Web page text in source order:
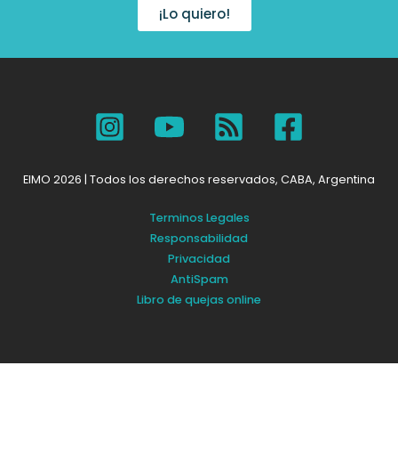
¡Lo quiero!
EIMO 2026 | Todos los derechos reservados, CABA, Argentina
Terminos Legales
Responsabilidad
Privacidad
AntiSpam
Libro de quejas online